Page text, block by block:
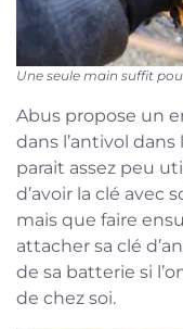
Une seule main suffit
Abus propose un
dans l’antivol
parait assez peu
d’avoir la clé avec
mais que faire
attacher sa clé
de sa batterie si
de chez soi.